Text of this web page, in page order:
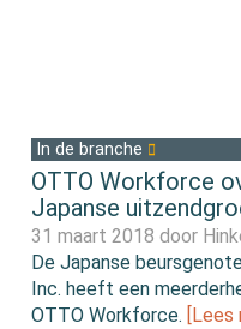
In de branche
OTTO Workforce
Japanse
31 maart 2018 door
De Japanse
Inc. heeft een
OTTO Workforce.
[Lees